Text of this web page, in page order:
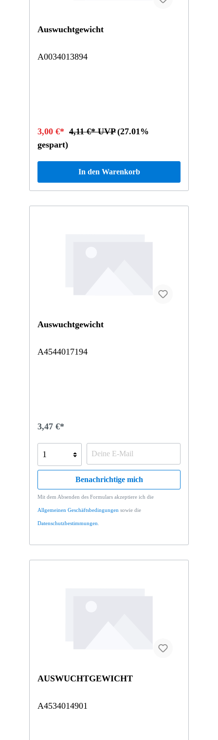
Auswuchtgewicht
A0034013894
3,00 €* 4,11 €* UVP(27.01%
gespart)
In den Warenkorb
Auswuchtgewicht
A4544017194
3,47 €*
Benachrichtige mich
Mit dem Absenden des Formulars akzeptiere ich die
Allgemeinen Geschäftsbedingungen sowie die
Datenschutzbestimmungen
AUSWUCHTGEWICHT
A4534014901